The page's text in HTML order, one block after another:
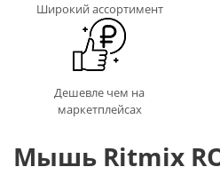
Широкий ассортимент
Дешевле чем на
маркетплейсах
Мышь Ritmix